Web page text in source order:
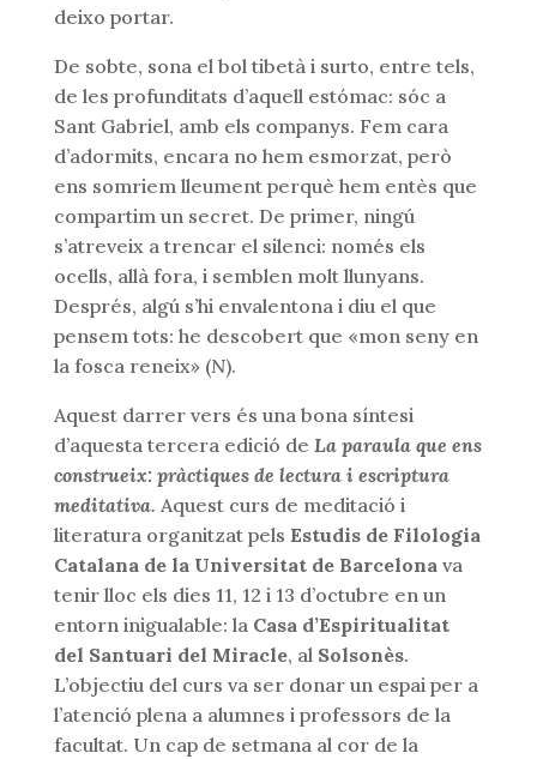
deixo portar.
De sobte, sona el bol tibetà i surto, entre tels,
de les profunditats d’aquell estómac: sóc a
Sant Gabriel, amb els companys. Fem cara
d’adormits, encara no hem esmorzat, però
ens somriem lleument perquè hem entès que
compartim un secret. De primer, ningú
s’atreveix a trencar el silenci: només els
ocells, allà fora, i semblen molt llunyans.
Després, algú s’hi envalentona i diu el que
pensem tots: he descobert que «mon seny en
la fosca reneix» (N).
Aquest darrer vers és una bona síntesi
d’aquesta tercera edició de La paraula que ens
construeix: pràctiques de lectura i escriptura
meditativa. Aquest curs de meditació i
literatura organitzat pels Estudis de Filologia
Catalana de la Universitat de Barcelonava
tenir lloc els dies 11, 12 i 13 d’octubre en un
entorn inigualable: la Casa d’Espiritualitat
del Santuari del Miracle, al Solsonès.
L’objectiu del curs va ser donar un espai per a
l’atenció plena a alumnes i professors de la
facultat. Un cap de setmana al cor de la